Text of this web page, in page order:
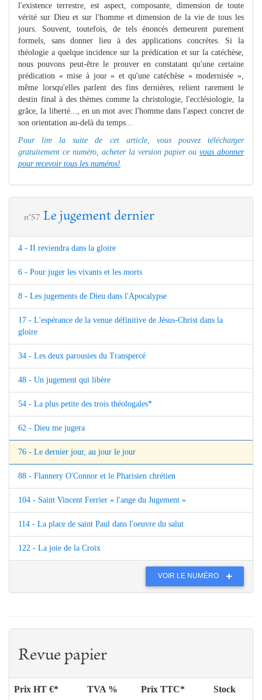
l'existence terrestre, est aspect, composante, dimension de toute
vérité sur Dieu et sur l'homme et dimension de la vie de tous les
jours. Souvent, toutefois, de tels énoncés demeurent purement
formels, sans donner lieu à des applications concrètes. Si la
théologie a quelque incidence sur la prédication et sur la catéchèse,
nous pouvons peut-être le prouver en constatant qu'une certaine
prédication « mise à jour » et qu'une catéchèse « modernisée »,
même lorsqu'elles parlent des fins dernières, relient rarement le
destin final à des thèmes comme la christologie, l'ecclésiologie, la
grâce, la liberté..., en un mot avec l'homme dans l'aspect concret de
son orientation au-delà du temps...
Pour lire la suite de cet article, vous pouvez télécharger
gratuitement ce numéro, acheter la version papier ou vous abonner
pour recevoir tous les numéros!
n°57 Le jugement dernier
4 - II reviendra dans la gloire
6 - Pour juger les vivants et les morts
8 - Les jugements de Dieu dans l'Apocalypse
17 - L'espérance de la venue définitive de Jésus-Christ dans la
gloire
34 - Les deux parousies du Transpercé
48 - Un jugement qui libère
54 - La plus petite des trois théologales*
62 - Dieu me jugera
76 - Le dernier jour, au jour le jour
88 - Flannery O'Connor et le Pharisien chrétien
104 - Saint Vincent Ferrier « l'ange du Jugement »
114 - La place de saint Paul dans l'oeuvre du salut
122 - La joie de la Croix
VOIR LE NUMÉRO
Revue papier
Prix HT €* TVA % Prix TTC* Stock